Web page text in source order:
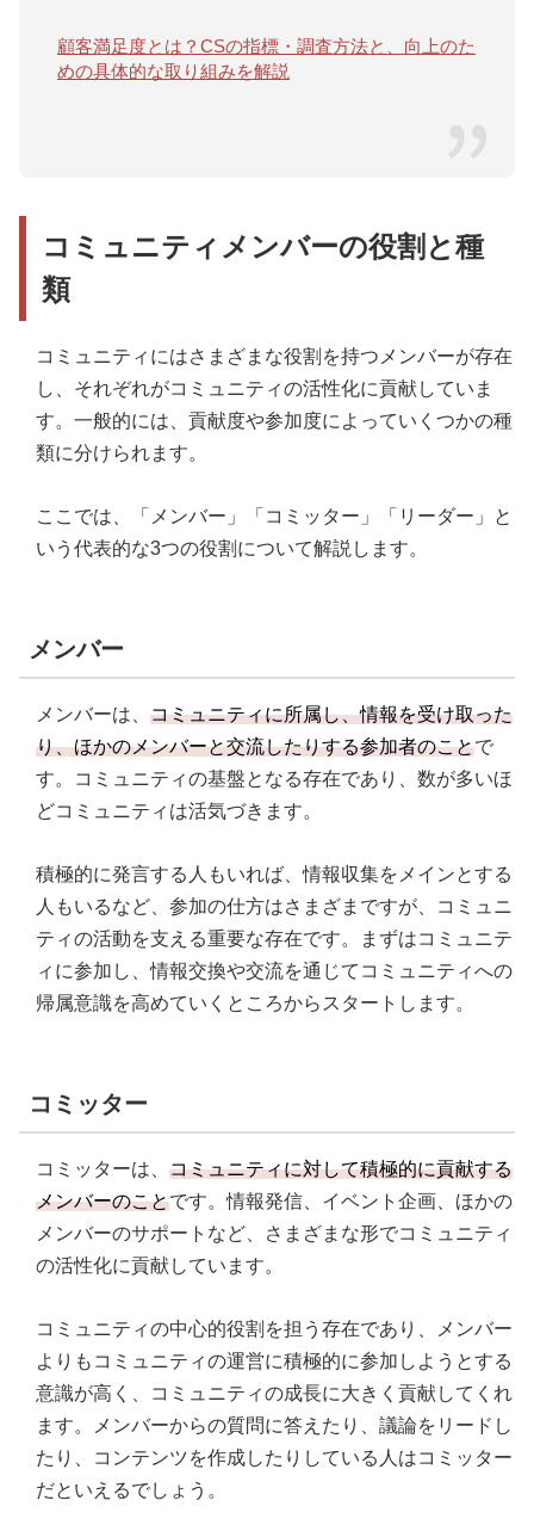
顧客満足度とは？CSの指標・調査方法と、向上のた
めの具体的な取り組みを解説
コミュニティメンバーの役割と種
類
コミュニティにはさまざまな役割を持つメンバーが存在
し、それぞれがコミュニティの活性化に貢献していま
す。一般的には、貢献度や参加度によっていくつかの種
類に分けられます。
ここでは、「メンバー」「コミッター」「リーダー」と
いう代表的な3つの役割について解説します。
メンバー
メンバーは、 コミュニティに所属し、情報を受け取った
り、ほかのメンバーと交流したりする参加者のことで
す。コミュニティの基盤となる存在であり、数が多いほ
どコミュニティは活気づきます。
積極的に発言する人もいれば、情報収集をメインとする
人もいるなど、参加の仕方はさまざまですが、コミュニ
ティの活動を支える重要な存在です。まずはコミュニテ
ィに参加し、情報交換や交流を通じてコミュニティへの
帰属意識を高めていくところからスタートします。
コミッター
コミッターは、 コミュニティに対して積極的に貢献する
メンバーのことです。情報発信、イベント企画、ほかの
メンバーのサポートなど、さまざまな形でコミュニティ
の活性化に貢献しています。
コミュニティの中心的役割を担う存在であり、メンバー
よりもコミュニティの運営に積極的に参加しようとする
意識が高く、コミュニティの成長に大きく貢献してくれ
ます。メンバーからの質問に答えたり、議論をリードし
たり、コンテンツを作成したりしている人はコミッター
だといえるでしょう。